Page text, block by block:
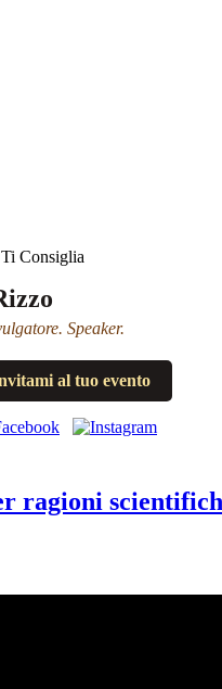
Speaker.
al tuo evento
ragioni